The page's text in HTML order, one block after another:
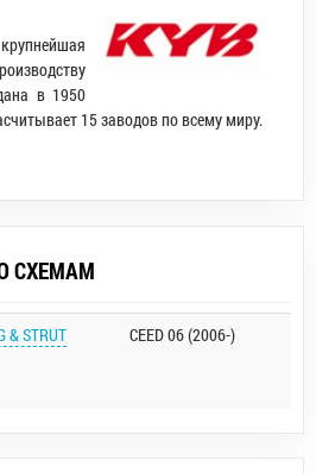
в 1950
15 заводов по всему миру.
СХЕМАМ
& STRUT CEED 06 (2006-)